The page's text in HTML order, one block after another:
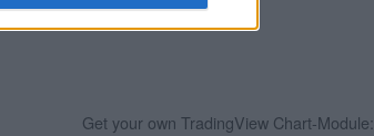
Get your own TradingView Chart-Module: